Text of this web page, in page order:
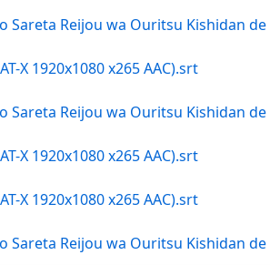
Reijou wa Ouritsu Kishidan de
X 1920x1080 x265 AAC).srt
Reijou wa Ouritsu Kishidan de
X 1920x1080 x265 AAC).srt
X 1920x1080 x265 AAC).srt
Reijou wa Ouritsu Kishidan de